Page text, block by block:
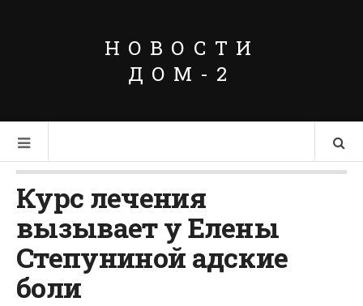
НОВОСТИ
ДОМ-2
Курс лечения
вызывает у Елены
Степуниной адские
боли